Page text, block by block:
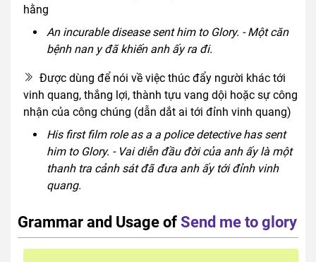
hằng
An incurable disease sent him to Glory. - Một căn
bệnh nan y đã khiến anh ấy ra đi.
Được dùng để nói về việc thúc đẩy người khác tới
vinh quang, thắng lợi, thành tựu vang dội hoặc sự công
nhận của công chúng (dẫn dắt ai tới đỉnh vinh quang)
His first film role as a a police detective has sent
him to Glory. - Vai diễn đầu đời của anh ấy là một
thanh tra cảnh sát đã đưa anh ấy tới đỉnh vinh
quang.
Grammar and Usage ofSend me to glory